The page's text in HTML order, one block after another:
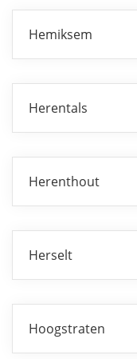
Hemiksem
Herentals
Herenthout
Herselt
Hoogstraten